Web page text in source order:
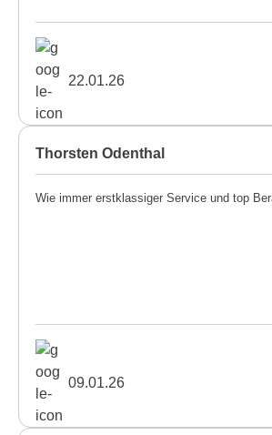
22.01.26
Thorsten Odenthal
Wie immer erstklassiger Service und top
09.01.26